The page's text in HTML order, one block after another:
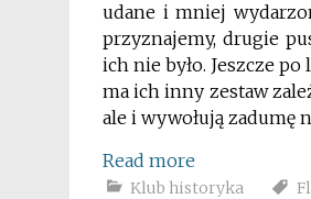
udane i mniej
przyznajemy, drugie
ich nie było. Jeszcze
ma ich inny zestaw
ale i wywołują zadumę
Read more
Klub historyka